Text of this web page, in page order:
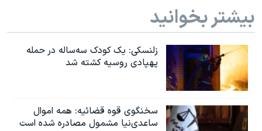
نرگس محمدی برنده جایزه نوبل صلح
همایش محافظه‌کاران آمریکا «سی‌پک»
صفحه‌های ویژه
سفر پرزیدنت ترامپ به چین
بیشتر بخوانید
زلنسکی: یک کودک سه‌ساله در حمله
پهپادی روسیه کشته شد
سخنگوی قوه قضائیه: همه اموال
ساعدی‌نیا مشمول مصادره شده است